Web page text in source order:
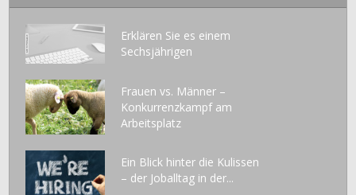
Erklären Sie es einem
Sechsjährigen
Frauen vs. Männer –
Konkurrenzkampf am
Arbeitsplatz
Ein Blick hinter die Kulissen
– der Joballtag in der...